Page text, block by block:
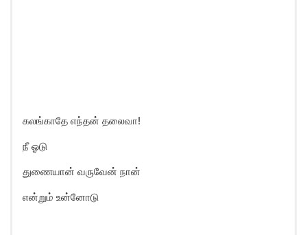
கலங்காதே எந்தன் தலைவா!
நீ ஓடு
துணையான் வருவேன் நான்
என்றும் உன்னோடு